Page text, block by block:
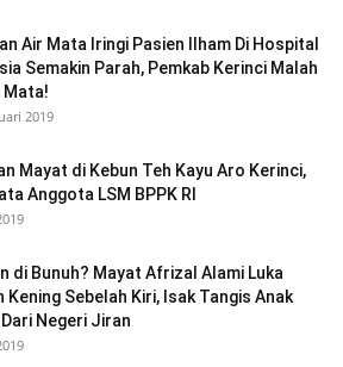
Air Mata Iringi Pasien Ilham Di Hospital
Semakin Parah, Pemkab Kerinci Malah
2019
Mayat di Kebun Teh Kayu Aro Kerinci,
Anggota LSM BPPK RI
di Bunuh? Mayat Afrizal Alami Luka
Kening Sebelah Kiri, Isak Tangis Anak
Negeri Jiran